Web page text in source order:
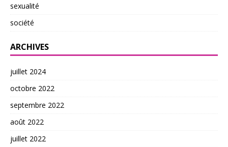
sexualité
société
ARCHIVES
juillet 2024
octobre 2022
septembre 2022
août 2022
juillet 2022